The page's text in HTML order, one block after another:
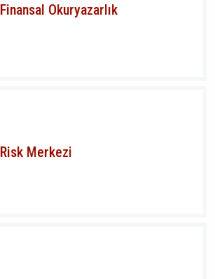
Finansal Okuryazarlık
Risk Merkezi